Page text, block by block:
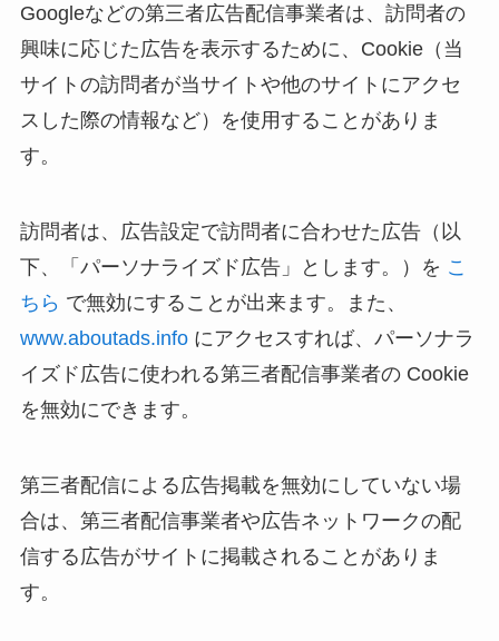
Googleなどの第三者広告配信事業者は、訪問者の
興味に応じた広告を表示するために、Cookie（当
サイトの訪問者が当サイトや他のサイトにアクセ
スした際の情報など）を使用することがありま
す。
訪問者は、広告設定で訪問者に合わせた広告（以
下、「パーソナライズド広告」とします。）を こ
ちら で無効にすることが出来ます。また、
www.aboutads.infoにアクセスすれば、パーソナラ
イズド広告に使われる第三者配信事業者の Cookie
を無効にできます。
第三者配信による広告掲載を無効にしていない場
合は、第三者配信事業者や広告ネットワークの配
信する広告がサイトに掲載されることがありま
す。